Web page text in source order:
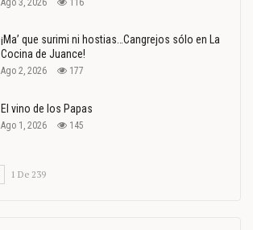
¡Ma’ que surimi ni hostias…Cangrejos sólo en La
Cocina de Juance!
Ago 2, 2026 177
El vino de los Papas
Ago 1, 2026 145
1 De 239